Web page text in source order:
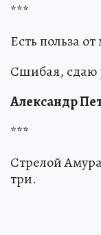
***
Есть польза
Сшибая, сдаю
Александр
***
Стрелой
три.